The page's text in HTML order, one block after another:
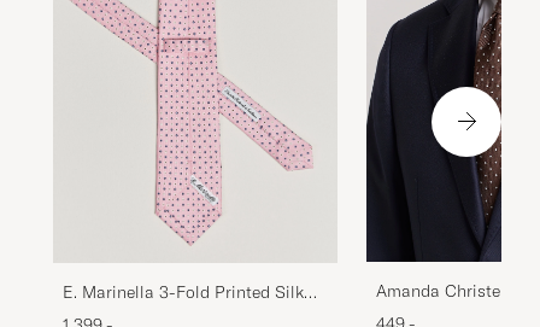
E. Marinella 3-Fold Printed Silk
Tie Pink
Amanda
Tie 8 cm Brown/